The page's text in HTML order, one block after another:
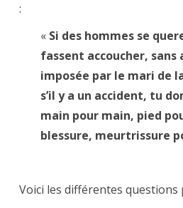
:
« Si des hommes se
fassent accoucher, sans
imposée par le mari de
s’il y a un accident, tu
main pour main, pied
blessure, meurtrissure
Voici les différentes questions